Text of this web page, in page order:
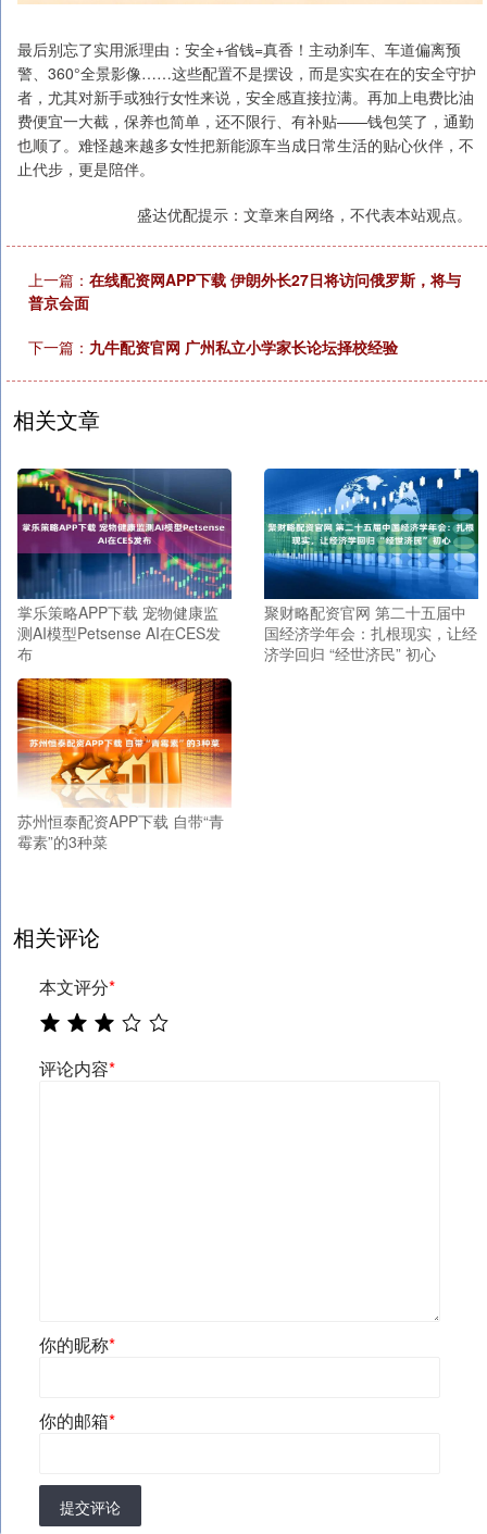
最后别忘了实用派理由：安全+省钱=真香！主动刹车、车道偏离预
警、360°全景影像……这些配置不是摆设，而是实实在在的安全守护
者，尤其对新手或独行女性来说，安全感直接拉满。再加上电费比油
费便宜一大截，保养也简单，还不限行、有补贴——钱包笑了，通勤
也顺了。难怪越来越多女性把新能源车当成日常生活的贴心伙伴，不
止代步，更是陪伴。
盛达优配提示：文章来自网络，不代表本站观点。
上一篇： 在线配资网APP下载 伊朗外长27日将访问俄罗斯，将与
普京会面
下一篇： 九牛配资官网 广州私立小学家长论坛择校经验
相关文章
掌乐策略APP下载 宠物健康监
测AI模型Petsense AI在CES发
布
聚财略配资官网 第二十五届中
国经济学年会：扎根现实，让经
济学回归 “经世济民” 初心
苏州恒泰配资APP下载 自带“青
霉素”的3种菜
相关评论
本文评分*
评论内容*
你的昵称*
你的邮箱*
提交评论